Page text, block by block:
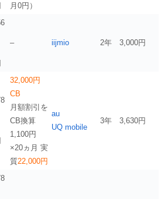
月0円）
– iijmio 2年 3,000円
32,000円
CB
月額割引を
CB換算
1,100円
×20ヵ月 実
質22,000円
au
UQ mobile
3年 3,630円